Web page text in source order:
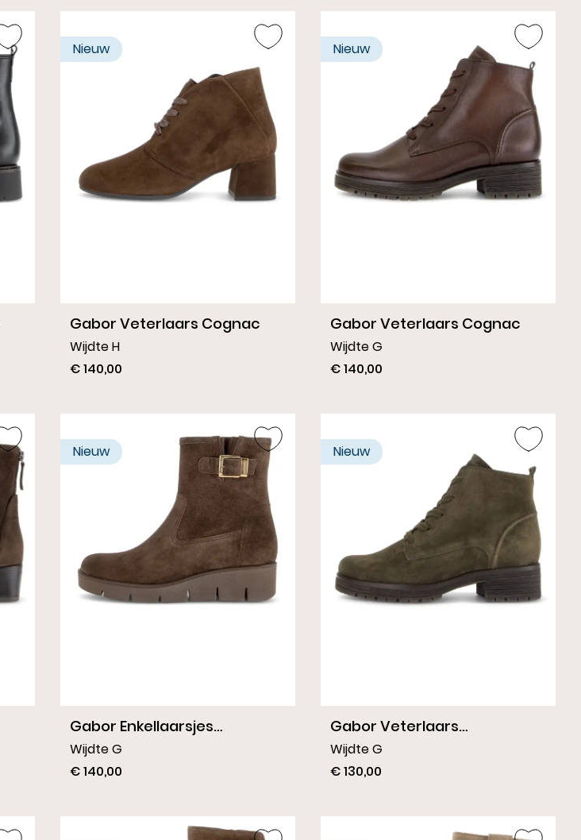
Slippers
Nieuw
Gabor Veterlaars Cognac
Wijdte H
€ 140,00
Nieuw
Gabor Veterlaars Cognac
Wijdte G
€ 140,00
Nieuw
Gabor Enkellaarsjes
Donkerbruin
Wijdte G
€ 140,00
Nieuw
Gabor Veterlaars
Flessengroen
Wijdte G
€ 130,00